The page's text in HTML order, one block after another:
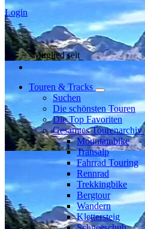
Login
Mitglied seit
Touren & Tracks
Suchen
Die schönsten Touren
Die Top Favoriten
Gesamtes Tourenarchiv
Mountainbike
Transalp
Fahrrad Touring
Rennrad
Trekkingbike
Bergtour
Wandern
Klettersteig